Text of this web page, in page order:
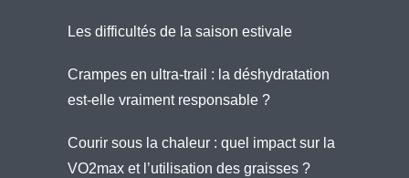
Les difficultés de la saison estivale
Crampes en ultra-trail : la déshydratation
est-elle vraiment responsable ?
Courir sous la chaleur : quel impact sur la
VO2max et l’utilisation des graisses ?